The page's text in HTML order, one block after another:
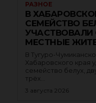
РАЗНОЕ
В
СЕМЕЙСТВО
УЧАСТВОВАЛИ
МЕСТНЫЕ
В Тугуро-
Хабаровского края
семейство белух,
трёх...
3 августа 2026